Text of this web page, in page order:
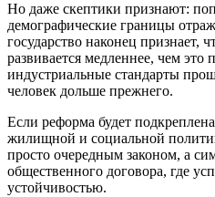
Но даже скептики признают:
демографические границы
государство наконец признает,
развивается медленнее, чем это
индустриальные стандарты
человек дольше прежнего.
Если реформа будет
жилищной и социальной
просто очередным законом, а
общественного договора, где
устойчивостью.